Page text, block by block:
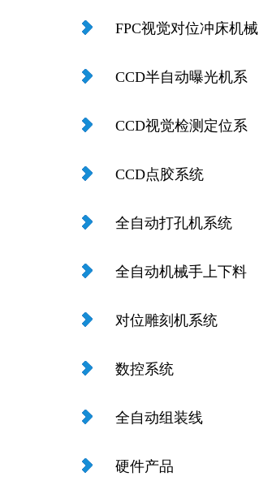
FPC视觉对位冲床机械
手
CCD半自动曝光机系
统
CCD视觉检测定位系
统
CCD点胶系统
全自动打孔机系统
全自动机械手上下料
ST共用测试机系统
对位雕刻机系统
数控系统
全自动组装线
硬件产品